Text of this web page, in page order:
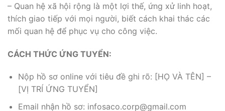
– Quan hệ xã hội rộng là một lợi thế, ứng xử linh hoạt,
thích giao tiếp với mọi người, biết cách khai thác các
mối quan hệ để phục vụ cho công việc.
CÁCH THỨC ỨNG TUYỂN:
Nộp hồ sơ online với tiêu đề ghi rõ: [HỌ VÀ TÊN] –
[VỊ TRÍ ỨNG TUYỂN]
Email nhận hồ sơ: infosaco.corp@gmail.com